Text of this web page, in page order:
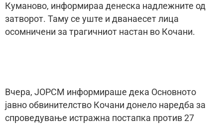
Куманово, информираа денеска надлежните од
затворот. Таму се уште и дванаесет лица
осомничени за трагичниот настан во Кочани.
Вчера, ЈОРСМ информираше дека Основното
јавно обвинителство Кочани донело наредба за
спроведување истражна постапка против 27